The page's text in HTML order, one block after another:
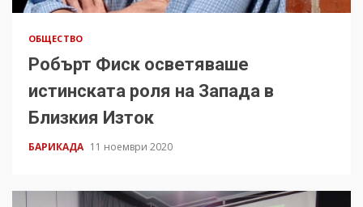
ОБЩЕСТВО
Робърт Фиск осветяваше
истинската роля на Запада в
Близкия Изток
БАРИКАДА 11 ноември 2020